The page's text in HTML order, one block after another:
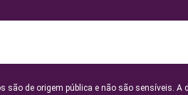
são de origem pública e não são sensíveis.